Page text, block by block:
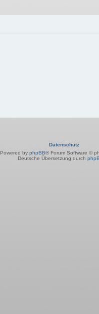
Datenschutz
Powered by phpBB® Forum Software ©
Deutsche Übersetzung durch